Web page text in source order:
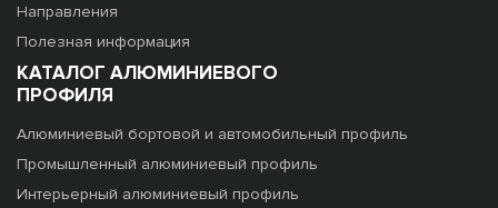
Направления
Полезная информация
КАТАЛОГ АЛЮМИНИЕВОГО
ПРОФИЛЯ
Алюминиевый бортовой и автомобильный профиль
Промышленный алюминиевый профиль
Интерьерный алюминиевый профиль